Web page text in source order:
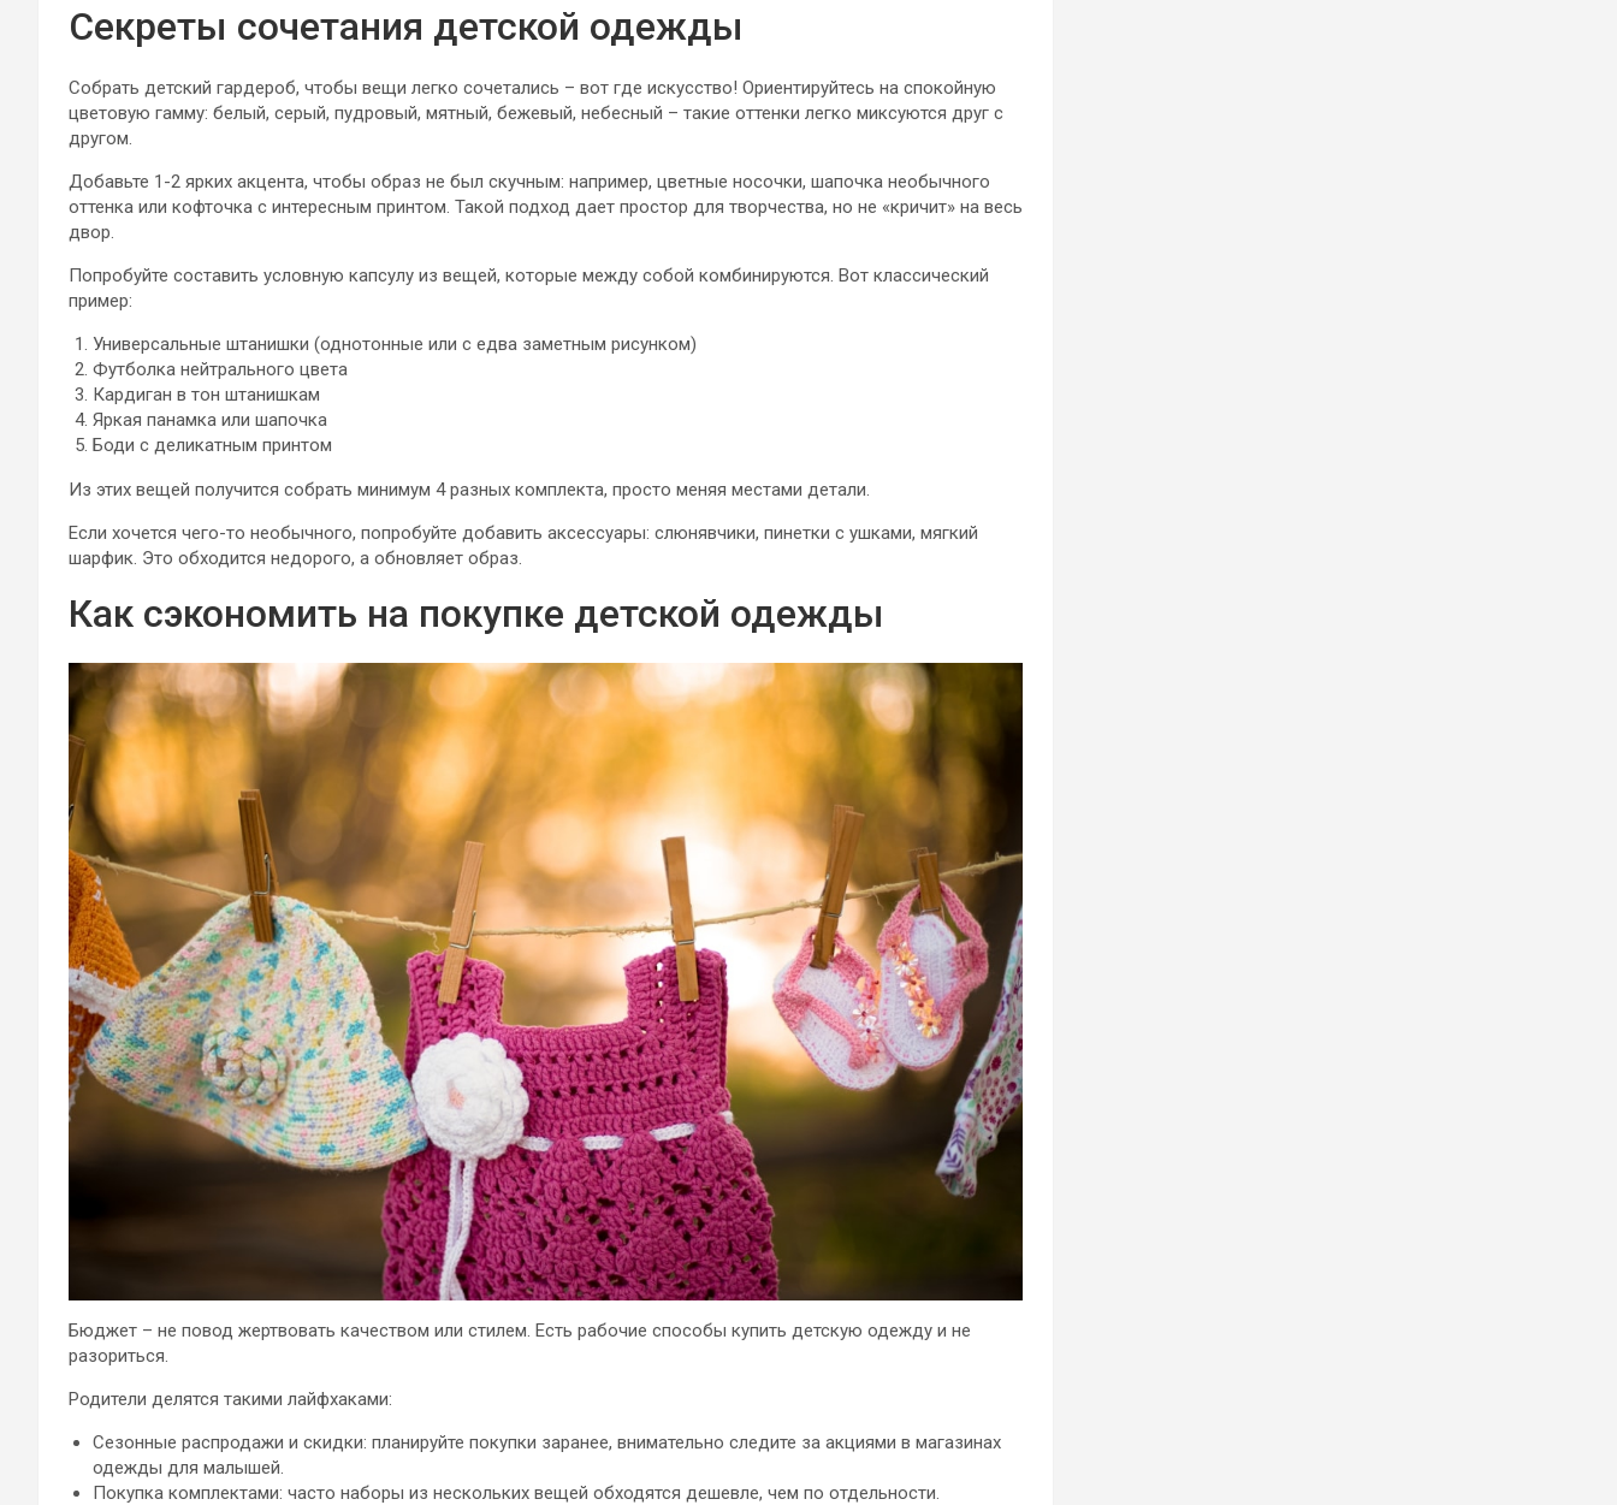
Секреты сочетания детской одежды
Собрать детский гардероб, чтобы вещи легко сочетались – вот где искусство! Ориентируйтесь на спокойную
цветовую гамму: белый, серый, пудровый, мятный, бежевый, небесный – такие оттенки легко миксуются друг с
другом.
Добавьте 1-2 ярких акцента, чтобы образ не был скучным: например, цветные носочки, шапочка необычного
оттенка или кофточка с интересным принтом. Такой подход дает простор для творчества, но не «кричит» на весь
двор.
Попробуйте составить условную капсулу из вещей, которые между собой комбинируются. Вот классический
пример:
Универсальные штанишки (однотонные или с едва заметным рисунком)
Футболка нейтрального цвета
Кардиган в тон штанишкам
Яркая панамка или шапочка
Боди с деликатным принтом
Из этих вещей получится собрать минимум 4 разных комплекта, просто меняя местами детали.
Если хочется чего-то необычного, попробуйте добавить аксессуары: слюнявчики, пинетки с ушками, мягкий
шарфик. Это обходится недорого, а обновляет образ.
Как сэкономить на покупке детской одежды
Бюджет – не повод жертвовать качеством или стилем. Есть рабочие способы купить детскую одежду и не
разориться.
Родители делятся такими лайфхаками:
Сезонные распродажи и скидки: планируйте покупки заранее, внимательно следите за акциями в магазинах
одежды для малышей.
Покупка комплектами: часто наборы из нескольких вещей обходятся дешевле, чем по отдельности.